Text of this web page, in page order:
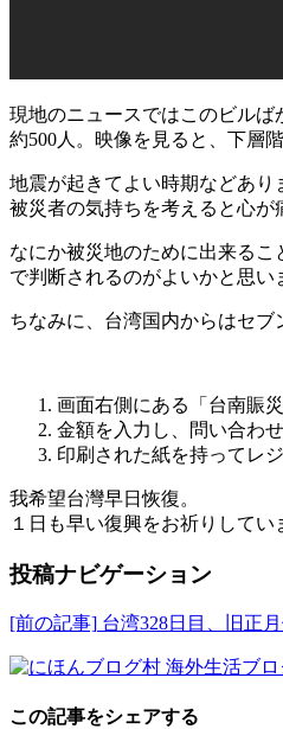
現地のニュースではこのビル
約500人。映像を見ると、下層
地震が起きてよい時期などあり
被災者の気持ちを考えると心が
なにか被災地のために出来る
で判断されるのがよいかと思い
ちなみに、台湾国内からはセブ
画面右側にある「台南賑災
金額を入力し、問い合わ
印刷された紙を持ってレジ
我希望台灣早日恢復。
１日も早い復興をお祈りしてい
投稿ナビゲーション
[前の記事] 台湾328日目、旧正
この記事をシェアする